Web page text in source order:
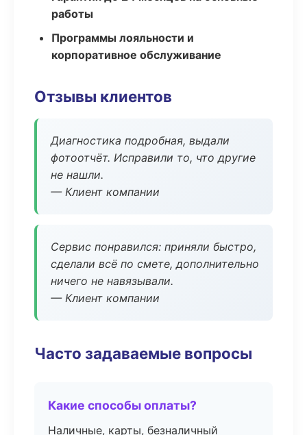
работы
Программы лояльности и
корпоративное обслуживание
Отзывы клиентов
Диагностика подробная, выдали
фотоотчёт. Исправили то, что другие
не нашли.
— Клиент компании
Сервис понравился: приняли быстро,
сделали всё по смете, дополнительно
ничего не навязывали.
— Клиент компании
Часто задаваемые вопросы
Какие способы оплаты?
Наличные, карты, безналичный